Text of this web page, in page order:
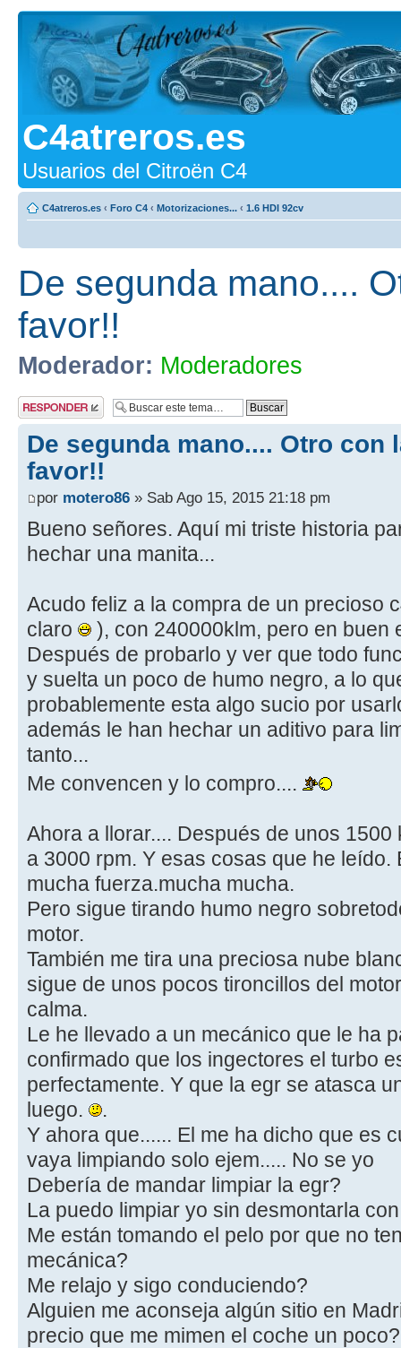
C4atreros.es
Usuarios del Citroën C4
C4atreros.es ‹ Foro C4 ‹ Motorizaciones... ‹ 1.6 HDI 92cv
De segunda mano....
favor!!
Moderador: Moderadores
Publicar una
respuesta
De segunda mano.... Otro con
favor!!
por motero86 » Sab Ago 15, 2015 21:18 pm
Bueno señores. Aquí mi triste historia
hechar una manita...
Acudo feliz a la compra de un precioso
claro
), con 240000klm, pero en buen
Después de probarlo y ver que todo
y suelta un poco de humo negro, a lo
probablemente esta algo sucio por
además le han hechar un aditivo para
tanto...
Me convencen y lo compro....
Ahora a llorar.... Después de unos
a 3000 rpm. Y esas cosas que he
mucha fuerza.mucha mucha.
Pero sigue tirando humo negro
motor.
También me tira una preciosa nube
sigue de unos pocos tironcillos del
calma.
Le he llevado a un mecánico que le ha
confirmado que los ingectores el turbo
perfectamente. Y que la egr se atasca
luego.
.
Y ahora que...... El me ha dicho que es
vaya limpiando solo ejem..... No se yo
Debería de mandar limpiar la egr?
La puedo limpiar yo sin desmontarla
Me están tomando el pelo por que no
mecánica?
Me relajo y sigo conduciendo?
Alguien me aconseja algún sitio en
precio que me mimen el coche un poco?